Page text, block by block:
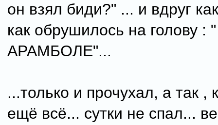
он взял биди?" ... и вдруг
как обрушилось на голову
АРАМБОЛЕ"...
...только и прочухал, а так ,
ещё всё... сутки не спал...